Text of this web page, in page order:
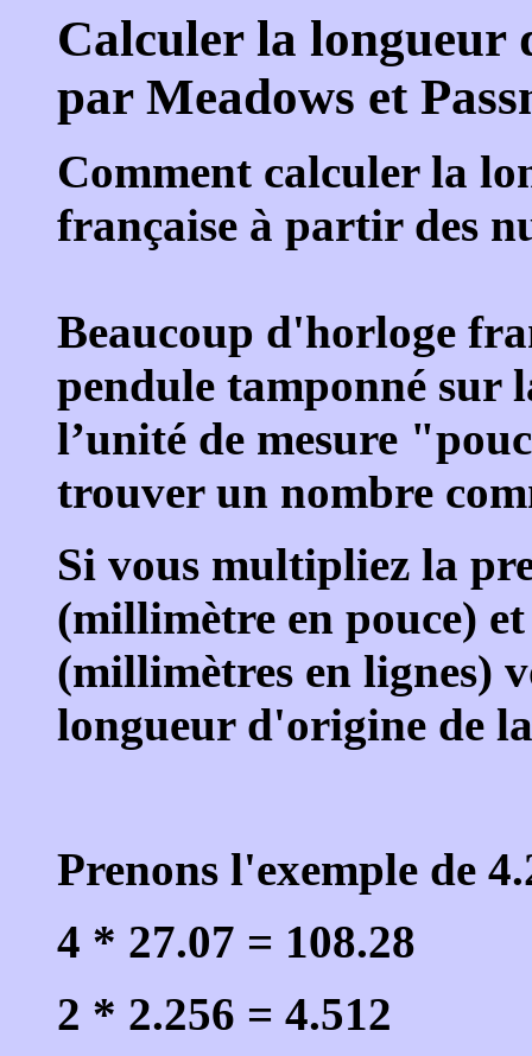
Calculer la longueur
par Meadows et
Comment calculer la
française à partir des
Beaucoup d'horloge
pendule tamponné sur
l’unité de mesure
trouver un nombre
Si vous multipliez la
(millimètre en pouce)
(millimètres en lignes)
longueur d'origine de
Prenons l'exemple de
4 * 27.07 = 108.28
2 * 2.256 = 4.512